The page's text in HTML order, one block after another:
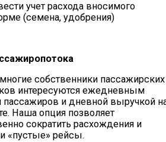
учет расхода вносимого
(семена, удобрения)
собственники пассажирских
интересуются ежедневным
пассажиров и дневной выручкой
Наша опция позволяет
сократить расхождения и
«пустые» рейсы.